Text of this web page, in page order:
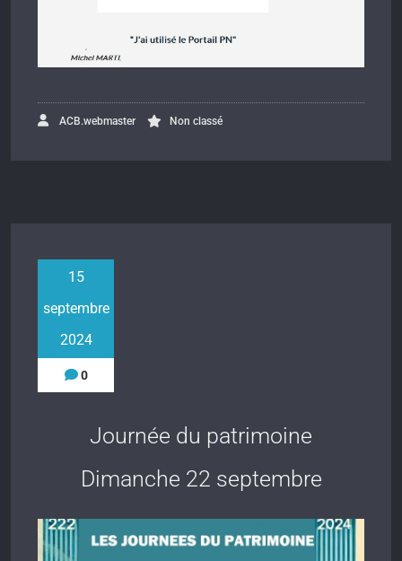
ACB.webmaster Non classé
15
septembre
2024
0
Journée du patrimoine
Dimanche 22 septembre